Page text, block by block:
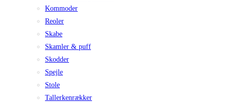
Kommoder
Reoler
Skabe
Skamler & puff
Skodder
Spejle
Stole
Tallerkenrækker